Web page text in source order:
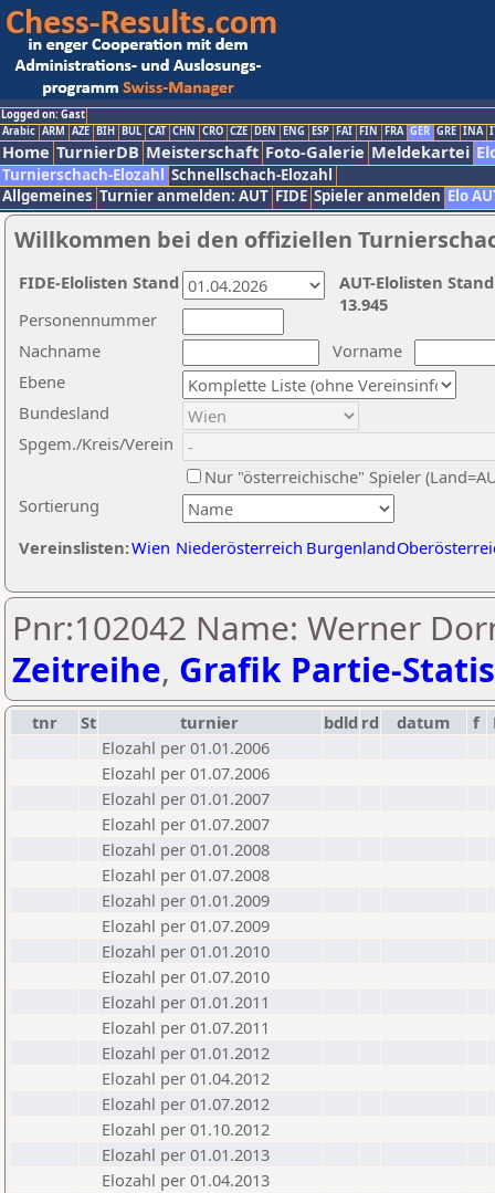
Logged on: Gast
Arabic ARM AZE BIH BUL CAT CHN CRO CZE DEN ENG ESP FAI FIN FRA GER GRE INA
Home TurnierDB Meisterschaft Foto-Galerie Meldekartei
Turnierschach-Elozahl Schnellschach-Elozahl
Allgemeines Turnier anmelden: AUT FIDE Spieler anmelden Elo
Willkommen bei den offiziellen
Nachname
Vorname
Ebene
Sortierung
Personennummer
Bundesland
Spgem./Kreis/Verein
Nur "österreichische" Spieler
Vereinslisten:Wien Niederösterreich Burgenland
AUT-Elolisten
13.945
FIDE-Elolisten Stand
Pnr:102042 Name: Werner
Zeitreihe, Grafik Partie-
tnr St turnier bdld rd datum f
Elozahl per 01.01.2006
Elozahl per 01.07.2006
Elozahl per 01.01.2007
Elozahl per 01.07.2007
Elozahl per 01.01.2008
Elozahl per 01.07.2008
Elozahl per 01.01.2009
Elozahl per 01.07.2009
Elozahl per 01.01.2010
Elozahl per 01.07.2010
Elozahl per 01.01.2011
Elozahl per 01.07.2011
Elozahl per 01.01.2012
Elozahl per 01.04.2012
Elozahl per 01.07.2012
Elozahl per 01.10.2012
Elozahl per 01.01.2013
Elozahl per 01.04.2013